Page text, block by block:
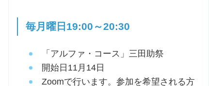
毎月曜日19:00～20:30
「アルファ・コース」三田助祭
開始日11月14日
Zoomで行います。参加を希望される方